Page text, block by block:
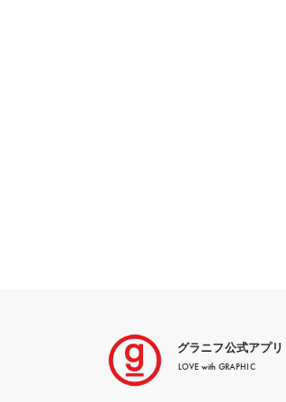
グラニフ公式アプリ
LOVE with GRAPHIC